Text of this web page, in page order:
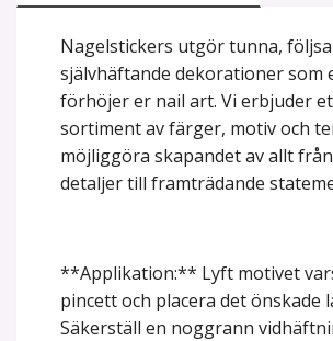
Nagelstickers utgör tunna,
självhäftande dekorationer som
förhöjer er nail art. Vi erbjuder
sortiment av färger, motiv och
möjliggöra skapandet av allt
detaljer till framträdande
**Applikation:** Lyft motivet
pincett och placera det önskade
Säkerställ en noggrann